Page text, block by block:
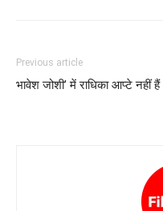
Previous article
भावेश जोशी’ में राधिका आप्टे नहीं हैं